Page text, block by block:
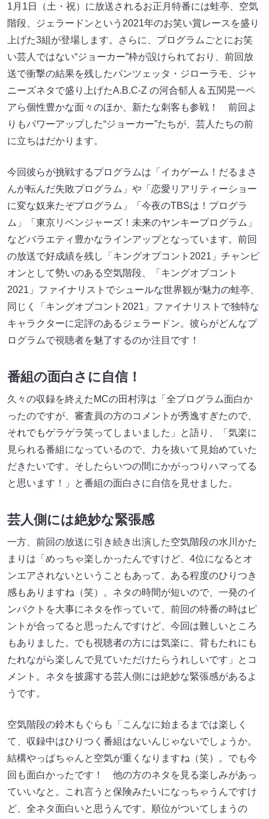
1月1日（土・祝）に放送されるお正月特番には蛙亭、空気
階段、ジェラードンという2021年のお笑い賞レースを盛り
上げた3組が登場します。さらに、プログラムごとにお笑
い芸人ではない“ジョーカー”枠が設けられており、前回放
送で衝撃の結果を残したパンツェッタ・ジローラモ、ジャ
ニーズネタで盛り上げたA.B.C-Z の河合郁人＆五関晃一ペ
アら個性豊かな面々のほか、新たな刺客も参戦！ 前回よ
りもパワーアップした“ジョーカー”たちが、芸人たちの前
に立ちはだかります。
今回彼らが挑戦するプログラムは「イカゲーム！だるまさ
んが転んだ失敗プログラム」や「恋愛リアリティーショー
に変な奴来たぞプログラム」「今夜のTBSは！プログラ
ム」「東京リベンジャーズ！未来のヤンキープログラム」
などバラエティ豊かなラインアップとなっています。前回
の放送で好成績を残し「キングオブコント2021」チャンピ
オンとして勢いのある空気階段、「キングオブコント
2021」ファイナリストでシュールな世界観が魅力の蛙亭、
同じく「キングオブコント2021」ファイナリストで独特な
キャラクターに定評のあるジェラードン。彼らがどんなプ
ログラムで視聴者を魅了するのか注目です！
番組の面白さに自信！
久々の収録を終えたMCの田村淳は「全プログラム面白か
ったのですが、審査員の方のコメントが秀逸すぎたので、
それでもゲラゲラ笑ってしまいました」と語り、「気楽に
見られる番組になっているので、力を抜いて見始めていた
だきたいです。そしたらいつの間にかがっつりハマってる
と思います！」と番組の面白さに自信を見せました。
芸人側には絶妙な緊張感
一方、前回の放送に引き続き出演した空気階段の水川かた
まりは「めっちゃ楽しかったんですけど、4位になるとオ
ンエアされないということもあって、ある程度のひりつき
感もありますね（笑）。ネタの時間が短いので、一発のイ
ンパクトを大事にネタを作っていて、前回の特番の時はピ
ントが合ってると思ったんですけど、今回は難しいところ
もありました。でも視聴者の方には気楽に、背もたれにも
たれながら楽しんで見ていただけたらうれしいです」とコ
メント。ネタを披露する芸人側には絶妙な緊張感があるよ
うです。
空気階段の鈴木もぐらも「こんなに始まるまでは楽しく
て、収録中はひりつく番組はないんじゃないでしょうか。
結構やっぱちゃんと空気が重くなりますね（笑）。でも今
回も面白かったです！ 他の方のネタを見る楽しみがあっ
ていいなと。これ言うと保険みたいになっちゃうんですけ
ど、全ネタ面白いと思うんです。順位がついてしまうの